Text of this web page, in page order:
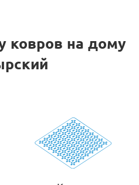
ковров на дому